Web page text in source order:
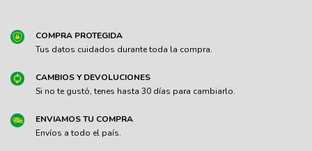
COMPRA PROTEGIDA
Tus datos cuidados durante toda la compra.
CAMBIOS Y DEVOLUCIONES
Si no te gustó, tenes hasta 30 días para cambiarlo.
ENVIAMOS TU COMPRA
Envíos a todo el país.